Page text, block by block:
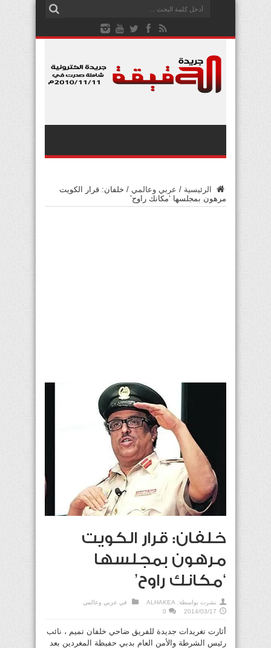
الرئيسية / عربي وعالمي / خلفان: قرار الكويت
مرهون بمجلسها ‘مكانك راوح’
خلفان: قرار الكويت
مرهون بمجلسها
‘مكانك راوح’
نشرت بواسطة: ALHAKEA في عربي وعالمي
2014/03/17
0
أثارت تغريدات جديدة للفريق ضاحي خلفان تميم ، نائب
رئيس الشرطة والأمن العام بدبي حفيظة المغردين بعد